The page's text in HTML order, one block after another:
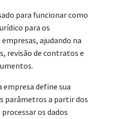
para funcionar como
para os
ajudando na
revisão de contratos e
empresa define sua
parâmetros a partir dos
os dados